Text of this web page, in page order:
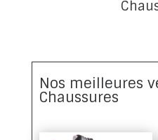
Nos meilleures
Chaussures